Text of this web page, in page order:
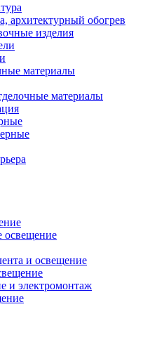
архитектурный обогрев
изделия
материалы
материалы
и освещение
и электромонтаж